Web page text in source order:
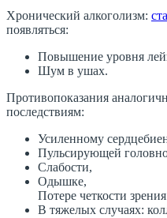
Хронический алкоголизм:
появляться:
Повышение уровня
Шум в ушах.
Противопоказания
последствиям:
Усиленному
Пульсирующей
Слабости,
Одышке,
Потере четкости
В тяжелых случаях: